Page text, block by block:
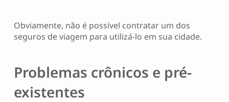
Obviamente, não é possível contratar um dos
seguros de viagem para utilizá-lo em sua cidade.
Problemas crônicos e pré-
existentes